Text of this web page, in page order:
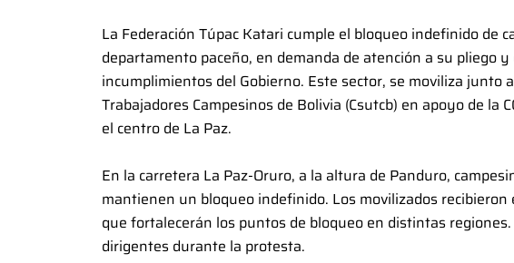
La Federación Túpac Katari cumple el bloqueo indefinido de
departamento paceño, en demanda de atención a su pliego
incumplimientos del Gobierno. Este sector, se moviliza junto
Trabajadores Campesinos de Bolivia (Csutcb) en apoyo de la
el centro de La Paz.
En la carretera La Paz-Oruro, a la altura de Panduro,
mantienen un bloqueo indefinido. Los movilizados
que fortalecerán los puntos de bloqueo en distintas
dirigentes durante la protesta.